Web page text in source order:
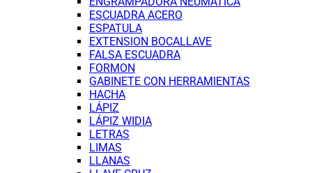
ESCUADRA ACERO
ESPATULA
EXTENSION BOCALLAVE
FALSA ESCUADRA
FORMON
GABINETE CON HERRAMIENTAS
HACHA
LÁPIZ
LÁPIZ WIDIA
LETRAS
LIMAS
LLANAS